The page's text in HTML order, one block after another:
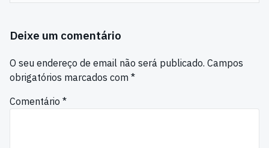
Deixe um comentário
O seu endereço de email não será publicado. Campos
obrigatórios marcados com *
Comentário *